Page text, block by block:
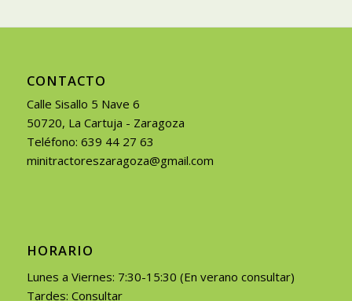
CONTACTO
Calle Sisallo 5 Nave 6
50720, La Cartuja - Zaragoza
Teléfono: 639 44 27 63
minitractoreszaragoza@gmail.com
HORARIO
Lunes a Viernes: 7:30-15:30 (En verano consultar)
Tardes: Consultar